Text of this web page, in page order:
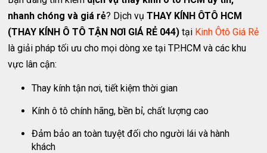
nhanh chóng và giá rẻ? Dịch vụTHAY KÍNH ÔTÔ HCM
(THAY KÍNH Ô TÔ TẬN NƠI GIÁ RẺ 044) tại Kinh Ôtô Giá Rẻ
là giải pháp tối ưu cho mọi dòng xe tại TP.HCM và các khu
vực lân cận:
Thay kính tận nơi, tiết kiệm thời gian
Kính ô tô chính hãng, bền bỉ, chất lượng cao
Đảm bảo an toàn tuyệt đối cho người lái và hành
khách